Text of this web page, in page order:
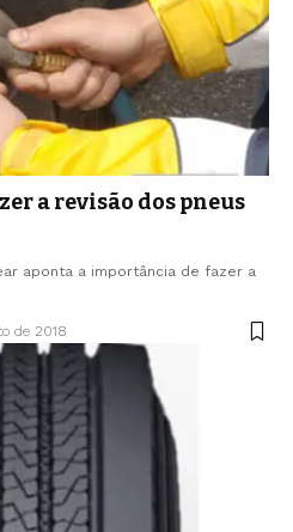
a revisão dos pneus
aponta a importância de fazer a
de 2018